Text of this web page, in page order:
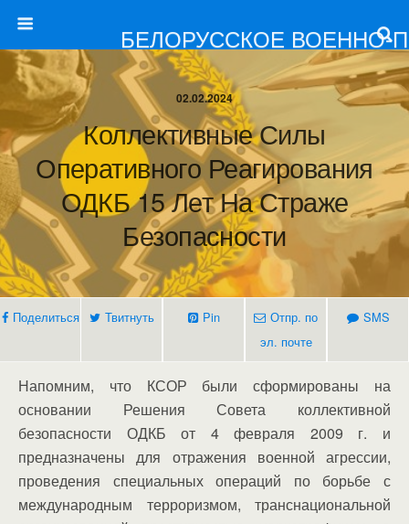
БЕЛОРУССКОЕ ВОЕННО-
02.02.2024
Коллективные Силы
Оперативного Реагирования
ОДКБ 15 Лет На Страже
Безопасности
Поделиться Твитнуть Pin
Отпр. по
эл. почте
SMS
Напомним, что КСОР были сформированы на
основании Решения Совета коллективной
безопасности ОДКБ от 4 февраля 2009 г. и
предназначены для отражения военной агрессии,
проведения специальных операций по борьбе с
международным терроризмом, транснациональной